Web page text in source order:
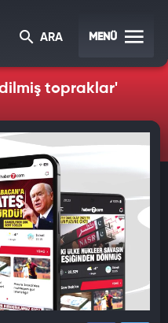
ARA MENÜ
topraklar'